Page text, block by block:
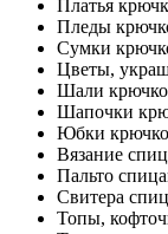
Платья
Пледы
Сумки
Цветы,
Шали
Шапочки
Юбки
Вязание
Пальто
Свитера
Топы,